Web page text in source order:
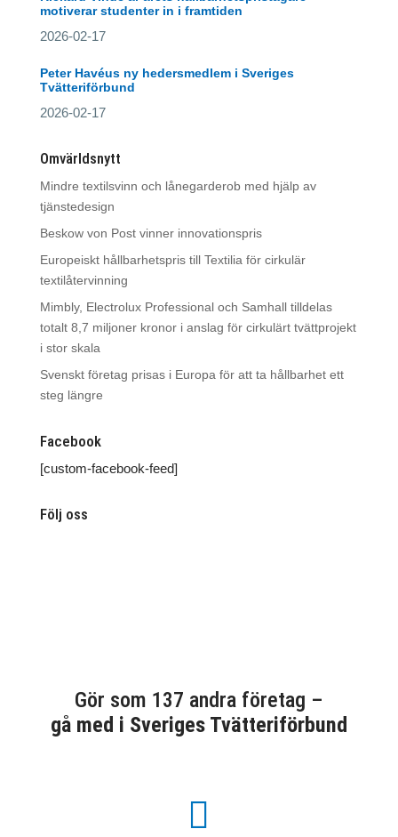
motiverar studenter in i framtiden
2026-02-17
Peter Havéus ny hedersmedlem i Sveriges
Tvätteriförbund
2026-02-17
Omvärldsnytt
Mindre textilsvinn och lånegarderob med hjälp av
tjänstedesign
Beskow von Post vinner innovationspris
Europeiskt hållbarhetspris till Textilia för cirkulär
textilåtervinning
Mimbly, Electrolux Professional och Samhall tilldelas
totalt 8,7 miljoner kronor i anslag för cirkulärt tvättprojekt
i stor skala
Svenskt företag prisas i Europa för att ta hållbarhet ett
steg längre
Facebook
[custom-facebook-feed]
Följ oss
Gör som 137 andra företag –
gå med i Sveriges Tvätteriförbund
